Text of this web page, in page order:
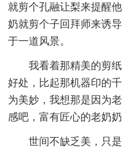
就剪个孔融让梨来提醒
奶就剪个子回拜师来诱
于一道风景。
我看着那精美的剪
好处，比起那机器印的
为美妙，我想那是因为
感吧，富有匠心的老奶
世间不缺乏美，只